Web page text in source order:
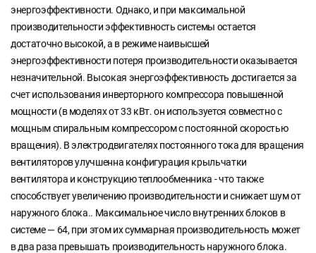
энергоэффективности. Однако, и при максимальной
производительности эффективность системы остается
достаточно высокой, а в режиме наивысшей
энергоэффективности потеря производительности оказывается
незначительной. Высокая энергоэффективность достигается за
счет использования инверторного компрессора повышенной
мощности (в моделях от 33 кВт. он используется совместно с
мощным спиральным компрессором с постоянной скоростью
вращения). В электродвигателях постоянного тока для вращения
вентиляторов улучшенна конфигурация крыльчатки
вентилятора и конструкцию теплообменника - что также
способствует увеличению производительности и снижает шум от
наружного блока.. Максимальное число внутренних блоков в
системе — 64, при этом их суммарная производительность может
в два раза превышать производительность наружного блока.